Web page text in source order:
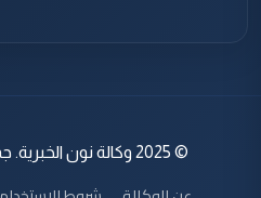
© 2025 وكالة نون الخبرية. جميع الحقوق محفوظة.